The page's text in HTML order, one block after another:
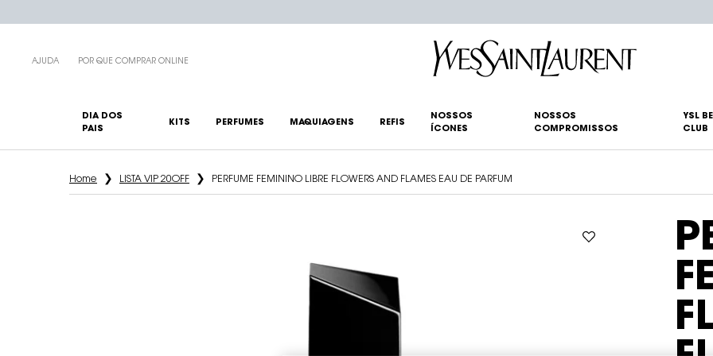
AJUDA POR QUE COMPRAR ONLINE
DIA DOS
PAIS
KITS PERFUMES MAQUIAGENS REFIS
NOSSOS
ÍCONES
NOSSOS
COMPROMISSOS
YSL
CLUB
Home LISTA VIP 20OFF PERFUME FEMININO LIBRE FLOWERS AND FLAMES EAU DE PARFUM